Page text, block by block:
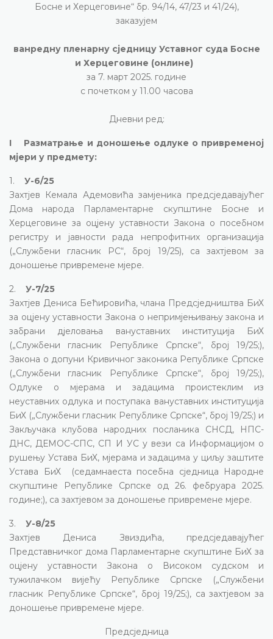
Босне и Херцеговине“ бр. 94/14, 47/23 и 41/24),
заказујем
ванредну пленарну сједницу Уставног суда Босне
и Херцеговине (онлине)
за 7. март 2025. године
с почетком у 11.00 часова
Дневни ред:
I Разматрање и доношење одлуке о привременој
мјери у предмету:
1. У-6/25
Захтјев Кемала Адемовића замјеника предсједавајућег
Дома народа Парламентарне скупштине Босне и
Херцеговине за оцјену уставности Закона о посебном
регистру и јавности рада непрофитних организација
(„Службени гласник РС“, број 19/25), са захтјевом за
доношење привремене мјере.
2. У-7/25
Захтјев Дениса Бећировића, члана Предсједништва БиХ
за оцјену уставности Закона о непримјењивању закона и
забрани дјеловања вануставних институција БиХ
(„Службени гласник Републике Српске“, број 19/25;),
Закона о допуни Кривичног законика Републике Српске
(„Службени гласник Републике Српске“, број 19/25;),
Одлуке о мјерама и задацима проистеклим из
неуставних одлука и поступака вануставних институција
БиХ („Службени гласник Републике Српске“, број 19/25;) и
Закључака клубова народних посланика СНСД, НПС-
ДНС, ДЕМОС-СПС, СП И УС у вези са Информацијом о
рушењу Устава БиХ, мјерама и задацима у циљу заштите
Устава БиХ (седамнаеста посебна сједница Народне
скупштине Републике Српске од 26. фебруара 2025.
године;), са захтјевом за доношење привремене мјере.
3. У-8/25
Захтјев Дениса Звиздића, предсједавајућег
Представничког дома Парламентарне скупштине БиХ за
оцјену уставности Закона о Високом судском и
тужилачком вијећу Републике Српске („Службени
гласник Републике Српске“, број 19/25;), са захтјевом за
доношење привремене мјере.
Предсједница